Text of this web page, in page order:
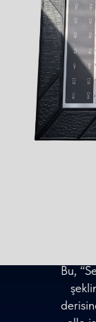
Bu,